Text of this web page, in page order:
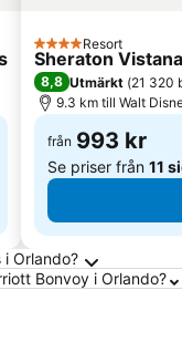
4 StjärnorResort
Sheraton
8,8 Utmärkt (21 320
9.3 km till Walt
från 993 kr
Se priser från 11
Orlando?
Bonvoy i Orlando?